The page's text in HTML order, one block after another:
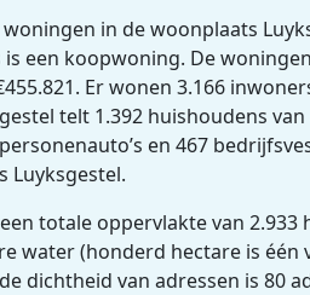
in de woonplaats
een koopwoning. De
Er wonen 3.166
telt 1.392 huishoudens
en 467
Luyksgestel.
totale oppervlakte van 2.933
water (honderd hectare is één
dichtheid van adressen is 80